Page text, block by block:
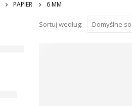
PAPIER 6 MM
Sortuj według: